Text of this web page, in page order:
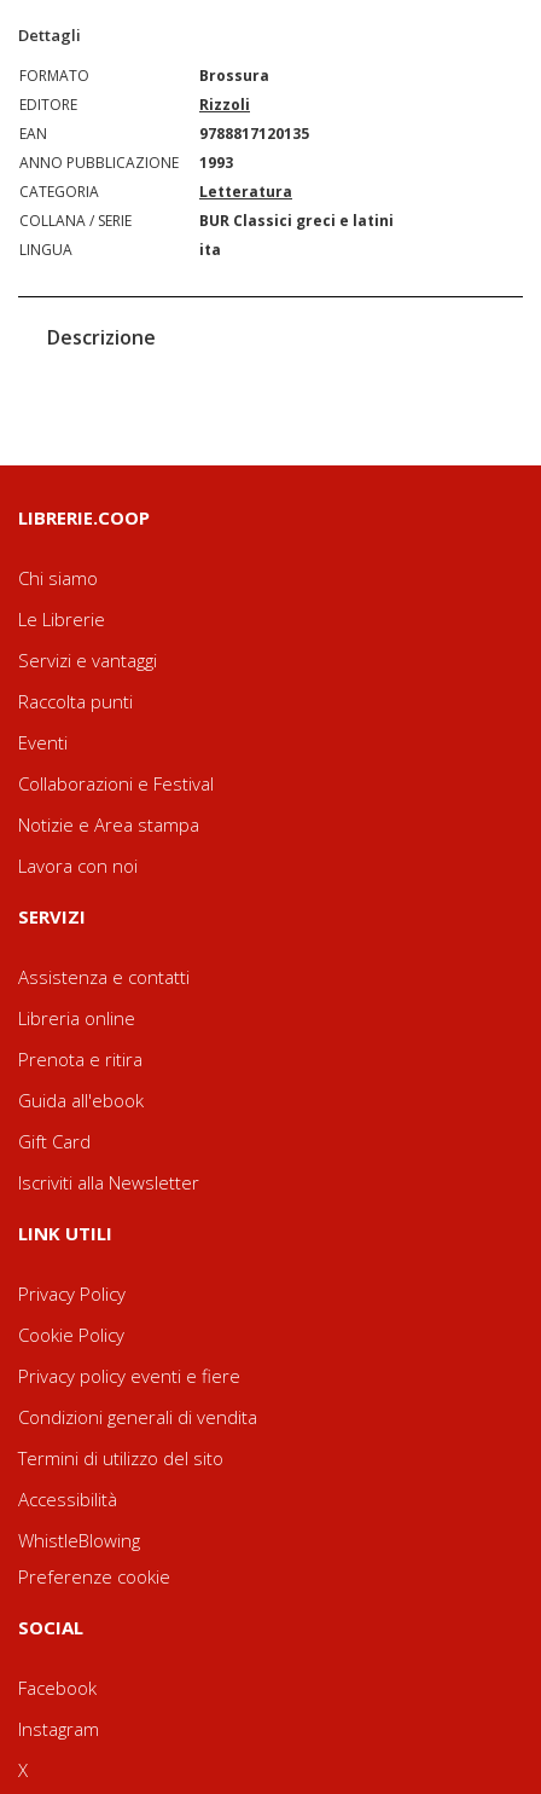
Dettagli
FORMATO
Brossura
EDITORE
Rizzoli
EAN
9788817120135
ANNO PUBBLICAZIONE
1993
CATEGORIA
Letteratura
COLLANA / SERIE
BUR Classici greci e latini
LINGUA
ita
Descrizione
LIBRERIE.COOP
Chi siamo
Le Librerie
Servizi e vantaggi
Raccolta punti
Eventi
Collaborazioni e Festival
Notizie e Area stampa
Lavora con noi
SERVIZI
Assistenza e contatti
Libreria online
Prenota e ritira
Guida all'ebook
Gift Card
Iscriviti alla Newsletter
LINK UTILI
Privacy Policy
Cookie Policy
Privacy policy eventi e fiere
Condizioni generali di vendita
Termini di utilizzo del sito
Accessibilità
WhistleBlowing
Preferenze cookie
SOCIAL
Facebook
Instagram
X